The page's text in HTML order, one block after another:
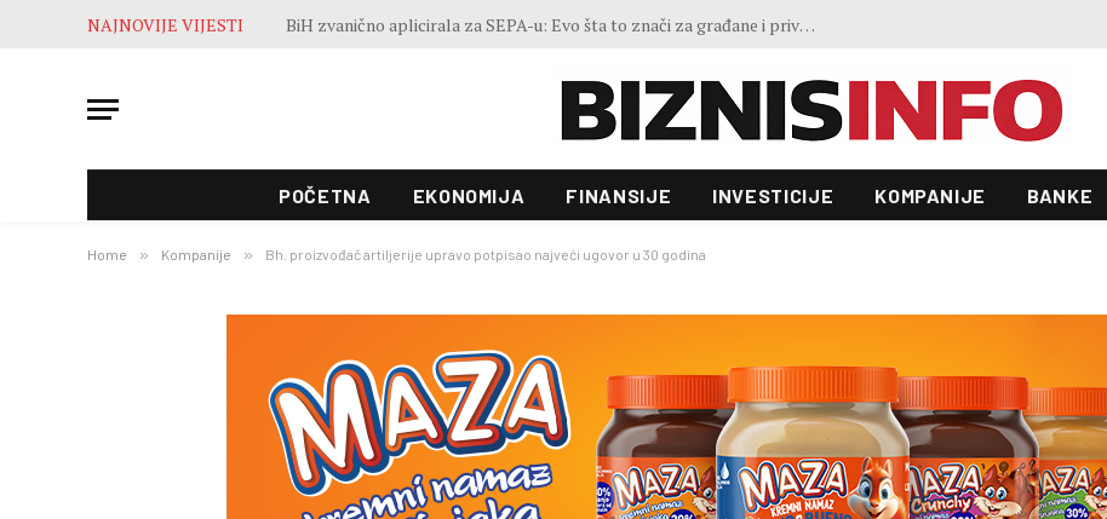
NAJNOVIJE VIJESTI GoOut Festival na Jahorini i Ravnoj planini: Tri dana sporta, prirode, muzike i adrenalina, biciklom na ćevape u Sarajevo
POČETNA EKONOMIJA FINANSIJE INVESTICIJE KOMPANIJE BANKE
Home » Kompanije » Bh. proizvođač artiljerije upravo potpisao najveći ugovor u 30 godina